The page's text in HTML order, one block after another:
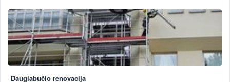
Daugiabučio renovacija